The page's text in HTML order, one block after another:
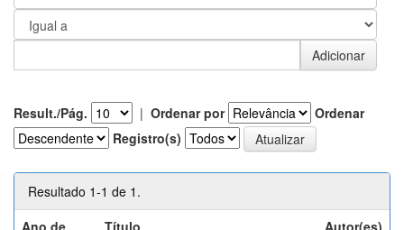
Result./Pág. | Ordenar por
Ordenar
Registro(s)
Resultado 1-1 de 1.
Ano de
Título Autor(es)